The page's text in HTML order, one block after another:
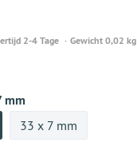
2-4 Tage Gewicht 0,02 kg
mm
33 x 7 mm